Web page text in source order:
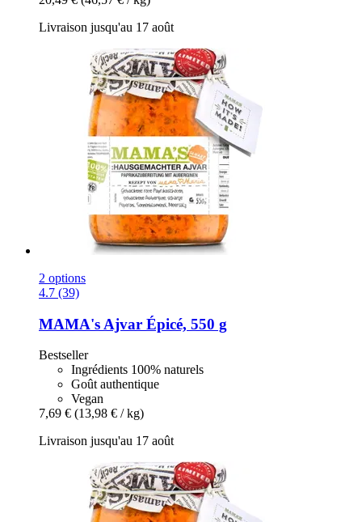
Livraison jusqu'au 17 août
2 options
4.7 (39)
MAMA's Ajvar Épicé, 550 g
Bestseller
Ingrédients 100% naturels
Goût authentique
Vegan
7,69 € (13,98 € / kg)
Livraison jusqu'au 17 août